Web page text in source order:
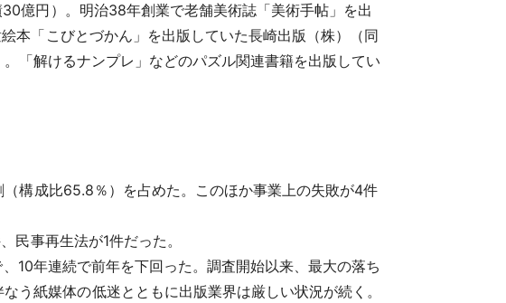
億円）。明治38年創業で老舗美術誌「美術手帖」を出
本「こびとづかん」を出版していた長崎出版（株）（同
「解けるナンプレ」などのパズル関連書籍を出版してい
構成比65.8％）を占めた。このほか事業上の失敗が4件
民事再生法が1件だった。
10年連続で前年を下回った。調査開始以来、最大の落ち
う紙媒体の低迷とともに出版業界は厳しい状況が続く。